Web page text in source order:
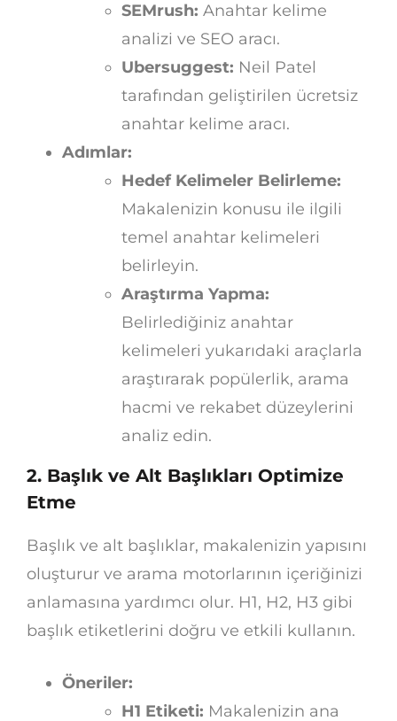
SEMrush: Anahtar kelime
analizi ve SEO aracı.
Ubersuggest: Neil Patel
tarafından geliştirilen ücretsiz
anahtar kelime aracı.
Adımlar:
Hedef Kelimeler Belirleme:
Makalenizin konusu ile ilgili
temel anahtar kelimeleri
belirleyin.
Araştırma Yapma:
Belirlediğiniz anahtar
kelimeleri yukarıdaki araçlarla
araştırarak popülerlik, arama
hacmi ve rekabet düzeylerini
analiz edin.
2. Başlık ve Alt Başlıkları Optimize
Etme
Başlık ve alt başlıklar, makalenizin yapısını
oluşturur ve arama motorlarının içeriğinizi
anlamasına yardımcı olur. H1, H2, H3 gibi
başlık etiketlerini doğru ve etkili kullanın.
Öneriler:
H1 Etiketi: Makalenizin ana